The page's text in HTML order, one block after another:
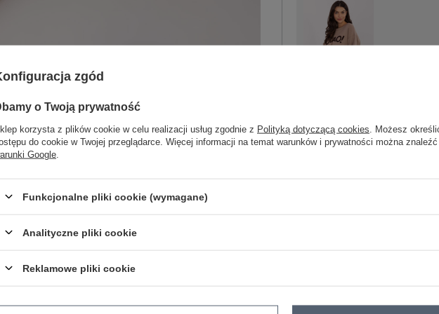
sposób prania : pranie w pralce w 30°C
zgód
o Twoją prywatność
korzysta z plików cookie w celu realizacji usług zgodnie z Polityką dotyczącą cookies . Możesz
do cookie w Twojej przeglądarce. Więcej informacji na temat warunków i prywatności można
Google
Funkcjonalne pliki cookie (wymagane)
Analityczne pliki cookie
Reklamowe pliki cookie